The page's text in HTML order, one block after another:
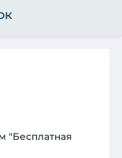
"Бесплатная